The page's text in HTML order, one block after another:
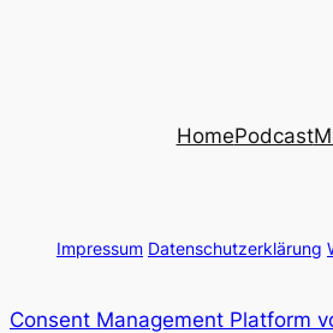
HomePodcast
Impressum Datenschutzerklärung
Consent Management Platform